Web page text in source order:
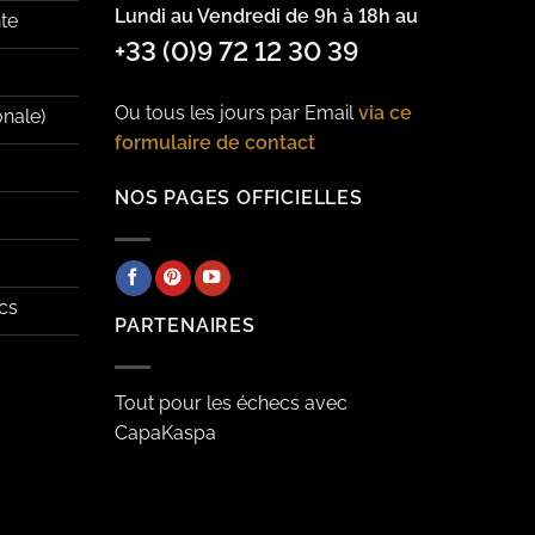
Lundi au Vendredi de 9h à 18h au
+33 (0)9 72 12 30 39
Ou tous les jours par Emailvia ce
formulaire de contact
NOS PAGES OFFICIELLES
PARTENAIRES
Tout pour les échecs avec
CapaKaspa